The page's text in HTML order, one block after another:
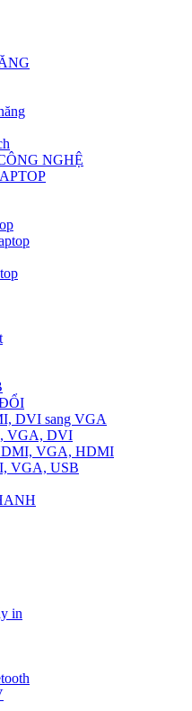
NGHỆ
DVI sang VGA
VGA, DVI
VGA, HDMI
VGA, USB
in